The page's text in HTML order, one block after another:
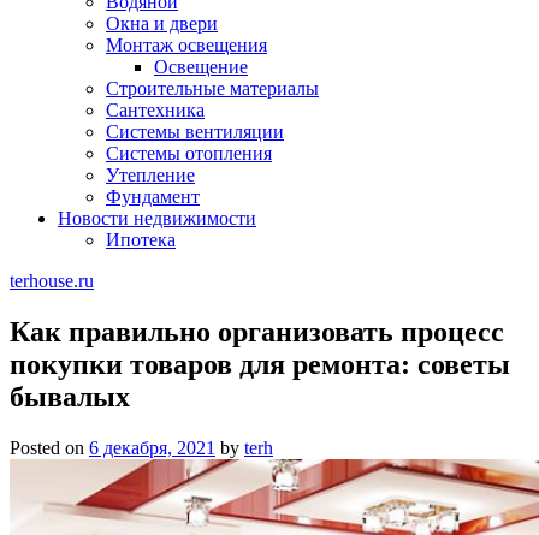
Окна и двери
Монтаж освещения
Освещение
Строительные материалы
Сантехника
Системы вентиляции
Системы отопления
Утепление
Фундамент
Новости недвижимости
Ипотека
terhouse.ru
Как правильно организовать процесс
покупки товаров для ремонта: советы
бывалых
Posted on 6 декабря, 2021 by terh